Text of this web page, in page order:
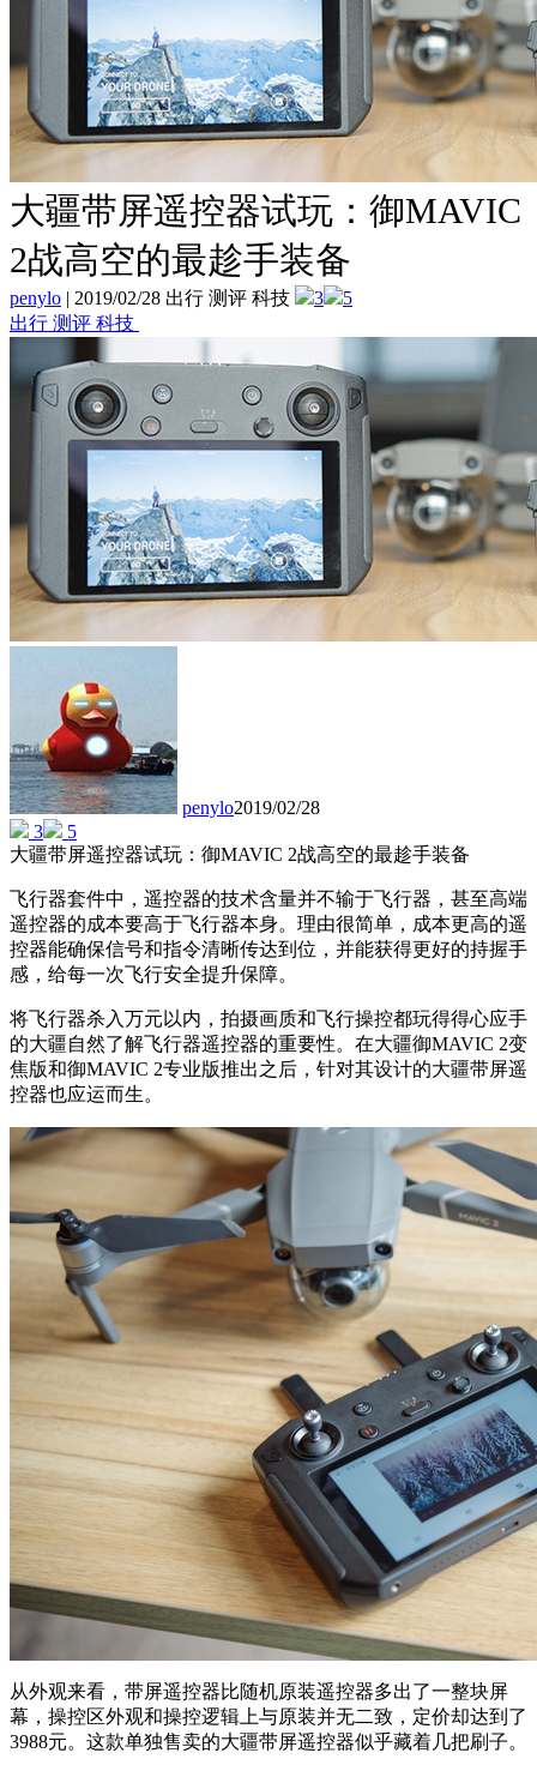
大疆带屏遥控器试玩：御MAVIC
2战高空的最趁手装备
penylo | 2019/02/28 出行 测评 科技 3
5
出行 测评 科技
penylo2019/02/28
3
5
大疆带屏遥控器试玩：御MAVIC 2战高空的最趁手装备
飞行器套件中，遥控器的技术含量并不输于飞行器，甚至高端
遥控器的成本要高于飞行器本身。理由很简单，成本更高的遥
控器能确保信号和指令清晰传达到位，并能获得更好的持握手
感，给每一次飞行安全提升保障。
将飞行器杀入万元以内，拍摄画质和飞行操控都玩得得心应手
的大疆自然了解飞行器遥控器的重要性。在大疆御MAVIC 2变
焦版和御MAVIC 2专业版推出之后，针对其设计的大疆带屏遥
控器也应运而生。
从外观来看，带屏遥控器比随机原装遥控器多出了一整块屏
幕，操控区外观和操控逻辑上与原装并无二致，定价却达到了
3988元。这款单独售卖的大疆带屏遥控器似乎藏着几把刷子。